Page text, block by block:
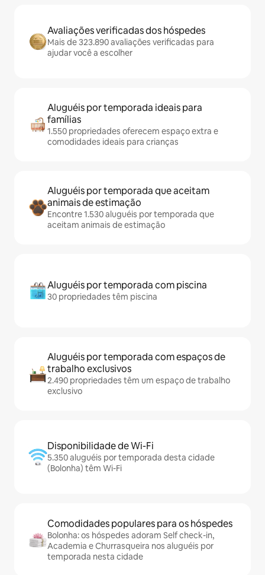
Avaliações verificadas dos hóspedes
Mais de 323.890 avaliações verificadas para
ajudar você a escolher
Aluguéis por temporada ideais para
famílias
1.550 propriedades oferecem espaço extra e
comodidades ideais para crianças
Aluguéis por temporada que aceitam
animais de estimação
Encontre 1.530 aluguéis por temporada que
aceitam animais de estimação
Aluguéis por temporada com piscina
30 propriedades têm piscina
Aluguéis por temporada com espaços de
trabalho exclusivos
2.490 propriedades têm um espaço de trabalho
exclusivo
Disponibilidade de Wi-Fi
5.350 aluguéis por temporada desta cidade
(Bolonha) têm Wi-Fi
Comodidades populares para os hóspedes
Bolonha: os hóspedes adoram Self check-in,
Academia e Churrasqueira nos aluguéis por
temporada nesta cidade